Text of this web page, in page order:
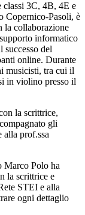
classi 3C, 4B, 4E e
Copernico-Pasoli, è
la collaborazione
informatico
successo del
online. Durante
musicisti, tra cui il
in violino presso il
la scrittrice,
gli
prof.ssa
Marco Polo ha
la scrittrice e
STEI e alla
ogni dettaglio